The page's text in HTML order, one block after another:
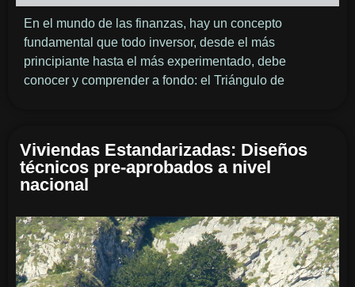
En el mundo de las finanzas, hay un concepto
fundamental que todo inversor, desde el más
principiante hasta el más experimentado, debe
conocer y comprender a fondo: el Triángulo de
Viviendas Estandarizadas: Diseños
técnicos pre-aprobados a nivel
nacional